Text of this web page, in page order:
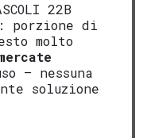
22B
porzione di
molto
– nessuna
soluzione